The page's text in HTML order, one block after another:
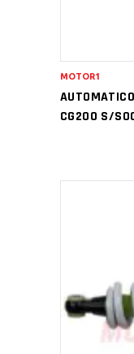
CG200 S/
MOTOR1